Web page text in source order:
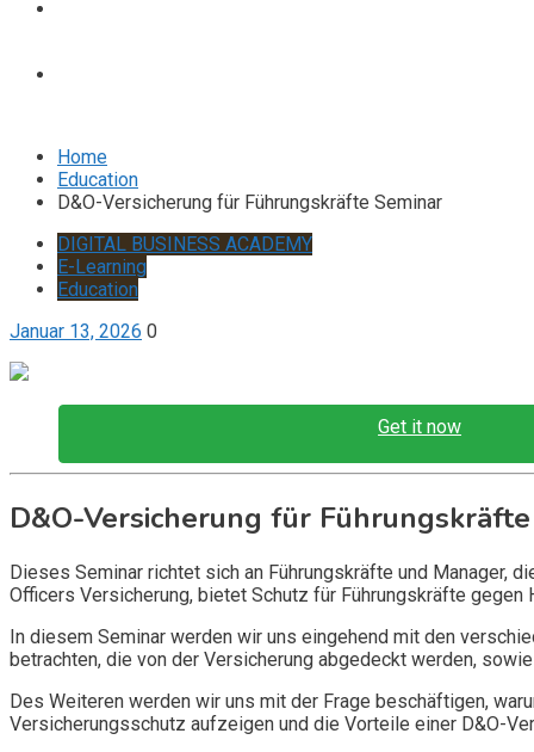
Home
Education
D&O-Versicherung für Führungskräfte Seminar
DIGITAL BUSINESS ACADEMY
E-Learning
Education
Januar 13, 2026 0
Get it now
D&O-Versicherung für
Dieses Seminar richtet sich an Führungskräfte und Manager,
Officers Versicherung, bietet Schutz für Führungskräfte
In diesem Seminar werden wir uns eingehend mit den
betrachten, die von der Versicherung abgedeckt werden,
Des Weiteren werden wir uns mit der Frage beschäftigen,
Versicherungsschutz aufzeigen und die Vorteile einer D&O-